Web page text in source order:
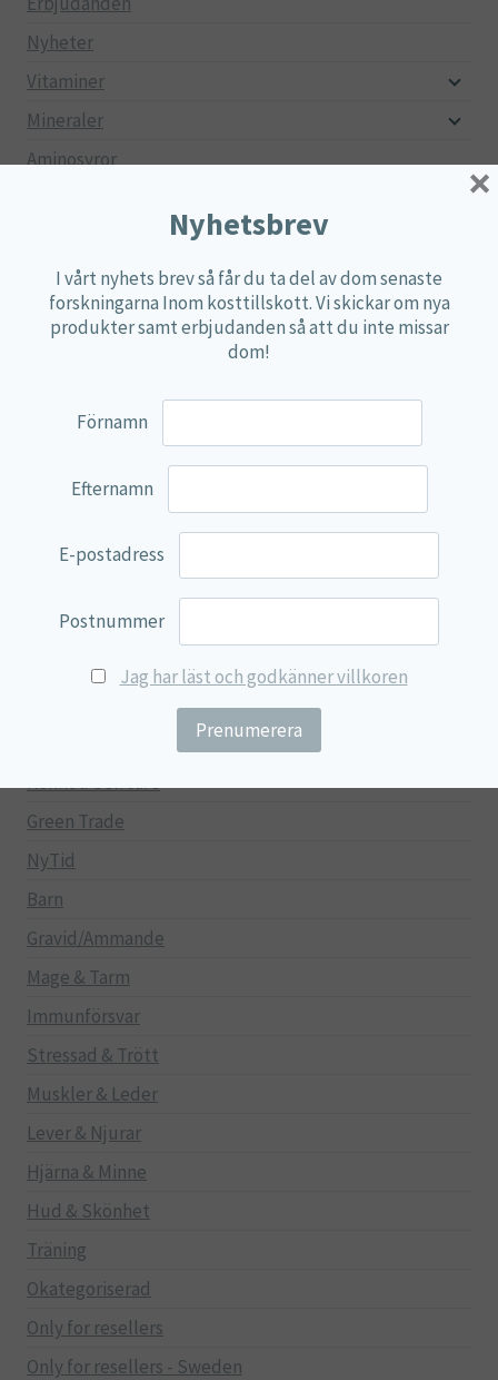
Nyheter
Vitaminer
Mineraler
Aminosyror
Mjölksyrebakterier
Matsmältningsenzymer
Alger
Näringspulver
Övriga kosttillskott
EVP Nutrition
Multi Nutrient
Reviva Nutrition
Svenska Örtmedicinska Institutet
Kenkou Selfcare
Green Trade
NyTid
Barn
Gravid/Ammande
Mage & Tarm
Immunförsvar
Stressad & Trött
Muskler & Leder
Lever & Njurar
Hjärna & Minne
Hud & Skönhet
Träning
Okategoriserad
Only for resellers
Only for resellers - Sweden
Nyhetsbrev
I vårt nyhets brev så får du ta del av dom senaste
forskningarna Inom kosttillskott. Vi skickar om nya
produkter samt erbjudanden så att du inte missar
dom!
Förnamn
Efternamn
E-postadress
Postnummer
Jag har läst och godkänner villkoren
×